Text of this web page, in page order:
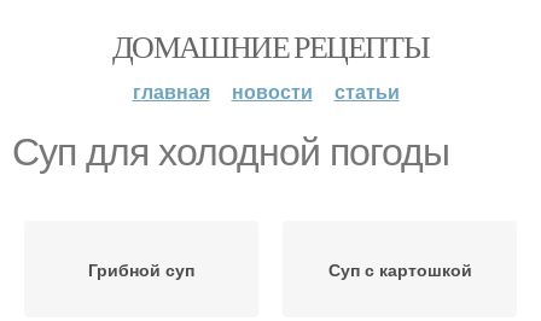
ДОМАШНИЕ РЕЦЕПТЫ
главная новости статьи
Суп для холодной погоды
Грибной суп Суп с картошкой